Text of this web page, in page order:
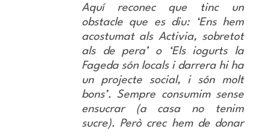
Aquí reconec que tinc un
obstacle que es diu: ‘Ens hem
acostumat als Activia, sobretot
als de pera’ o ‘Els iogurts la
Fageda són locals i darrera hi ha
un projecte social, i són molt
bons’. Sempre consumim sense
ensucrar (a casa no tenim
sucre). Però crec hem de donar